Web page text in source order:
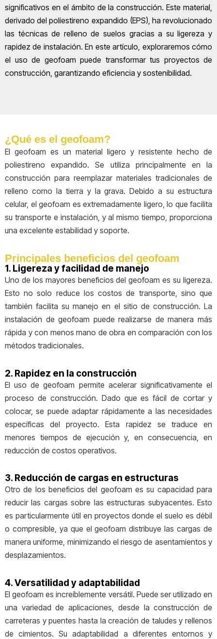
significativos en el ámbito de la construcción. Este material,
derivado del poliestireno expandido (EPS), ha revolucionado
las técnicas de relleno de suelos gracias a su ligereza y
rapidez de instalación. En este artículo, exploraremos cómo
el uso de geofoam puede transformar tus proyectos de
construcción, garantizando eficiencia y sostenibilidad.
¿Qué es el geofoam?
El geofoam es un material ligero y resistente hecho de
poliestireno expandido. Se utiliza principalmente en la
construcción para reemplazar materiales tradicionales de
relleno como la tierra y la grava. Debido a su estructura
celular, el geofoam es extremadamente ligero, lo que facilita
su transporte e instalación, y al mismo tiempo, proporciona
una excelente estabilidad y soporte.
Principales beneficios del geofoam
1. Ligereza y facilidad de manejo
Uno de los mayores beneficios del geofoam es su ligereza.
Esto no solo reduce los costos de transporte, sino que
también facilita su manejo en el sitio de construcción. La
instalación de geofoam puede realizarse de manera más
rápida y con menos mano de obra en comparación con los
métodos tradicionales.
2. Rapidez en la construcción
El uso de geofoam permite acelerar significativamente el
proceso de construcción. Dado que es fácil de cortar y
colocar, se puede adaptar rápidamente a las necesidades
específicas del proyecto. Esta rapidez se traduce en
menores tiempos de ejecución y, en consecuencia, en
reducción de costos operativos.
3. Reducción de cargas en estructuras
Otro de los beneficios del geofoam es su capacidad para
reducir las cargas sobre las estructuras subyacentes. Esto
es particularmente útil en proyectos donde el suelo es débil
o compresible, ya que el geofoam distribuye las cargas de
manera uniforme, minimizando el riesgo de asentamientos y
desplazamientos.
4. Versatilidad y adaptabilidad
El geofoam es increíblemente versátil. Puede ser utilizado en
una variedad de aplicaciones, desde la construcción de
carreteras y puentes hasta la creación de taludes y rellenos
de cimientos. Su adaptabilidad a diferentes entornos y